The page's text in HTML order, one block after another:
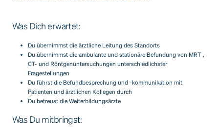
Was Dich erwartet:
Du übernimmst die ärztliche Leitung des Standorts
Du übernimmst die ambulante und stationäre Befundung von MRT-,
CT- und Röntgenuntersuchungen unterschiedlichster
Fragestellungen
Du führst die Befundbesprechung und -kommunikation mit
Patienten und ärztlichen Kollegen durch
Du betreust die Weiterbildungsärzte
Was Du mitbringst: